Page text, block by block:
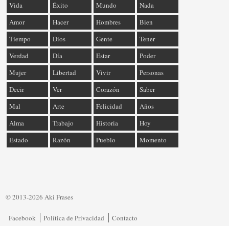
Vida Éxito Mundo
Nada
Amor
Hacer Hombres
Bien
Tiempo
Dios Gente
Tener
Verdad
Día Estar
Poder
Mujer
Libertad Vivir
Personas
Decir
Ver Corazón
Saber
Mal
Arte Felicidad
Años
Alma
Trabajo Historia
Hoy
Estado
Razón Pueblo Momento
© 2013-2026 Aki Frases
Facebook Política de Privacidad Contacto